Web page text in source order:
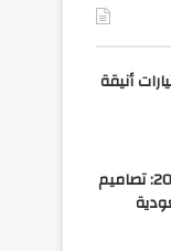
أنيقة
أسبوع الموضة بالرياض 2025: تصاميم